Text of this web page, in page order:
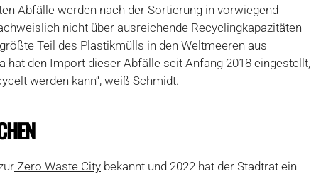
Abfälle werden nach der Sortierung in vorwiegend
nicht über ausreichende Recyclingkapazitäten
Teil des Plastikmülls in den Weltmeeren aus
hat den Import dieser Abfälle seit Anfang 2018 eingestellt,
werden kann“, weiß Schmidt.
Zero Waste City bekannt und 2022 hat der Stadtrat ein